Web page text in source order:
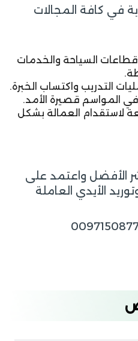
في كافة المجالات
السياحة والخدمات
التدريب واكتساب الخبرة.
المواسم قصيرة الأمد.
لاستقدام العمالة بشكل
الأفضل واعتمد على
الأيدي العاملة